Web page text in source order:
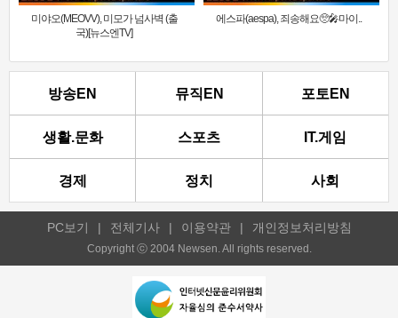
미야오(MEOVV), 미모가 넘사벽 (출
국)[뉴스엔TV]
에스파(aespa), 죄송해요🥺🎤마이..
방송EN 뮤직EN 포토EN
생활.문화 스포츠 IT.게임
경제 정치 사회
PC보기 | 전체기사 | 이용약관 | 개인정보처리방침
Copyright ⓒ 2004 Newsen. All rights reserved.